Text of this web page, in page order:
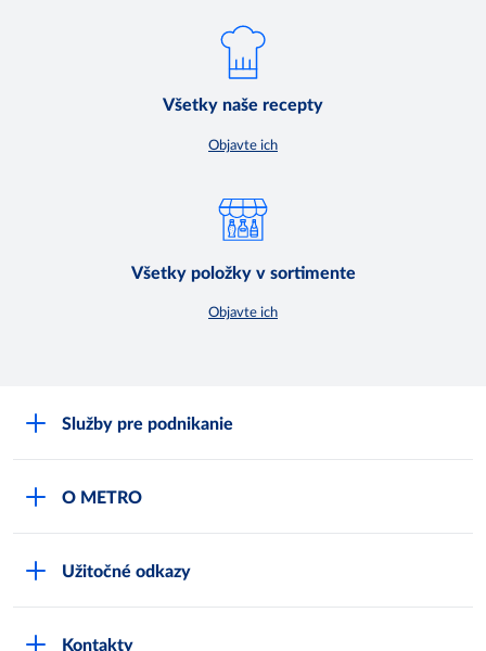
Všetky naše recepty
Objavte ich
Všetky položky v sortimente
Objavte ich
Služby pre podnikanie
Track & trace
O METRO
Užitočné odkazy
Kontakty